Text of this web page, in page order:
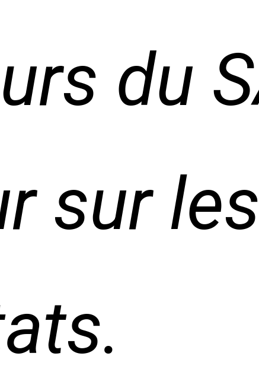
du
sur